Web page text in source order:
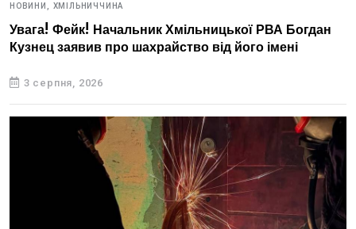
НОВИНИ, ХМІЛЬНИЧЧИНА
Увага! Фейк! Начальник Хмільницької РВА Богдан
Кузнец заявив про шахрайство від його імені
3 серпня, 2026